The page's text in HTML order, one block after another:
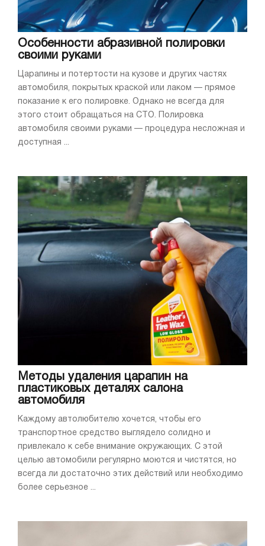
Особенности абразивной полировки
своими руками
Царапины и потертости на кузове и других частях
автомобиля, покрытых краской или лаком — прямое
показание к его полировке. Однако не всегда для
этого стоит обращаться на СТО. Полировка
автомобиля своими руками — процедура несложная и
доступная ...
Методы удаления царапин на
пластиковых деталях салона
автомобиля
Каждому автолюбителю хочется, чтобы его
транспортное средство выглядело солидно и
привлекало к себе внимание окружающих. С этой
целью автомобили регулярно моются и чистятся, но
всегда ли достаточно этих действий или необходимо
более серьезное ...